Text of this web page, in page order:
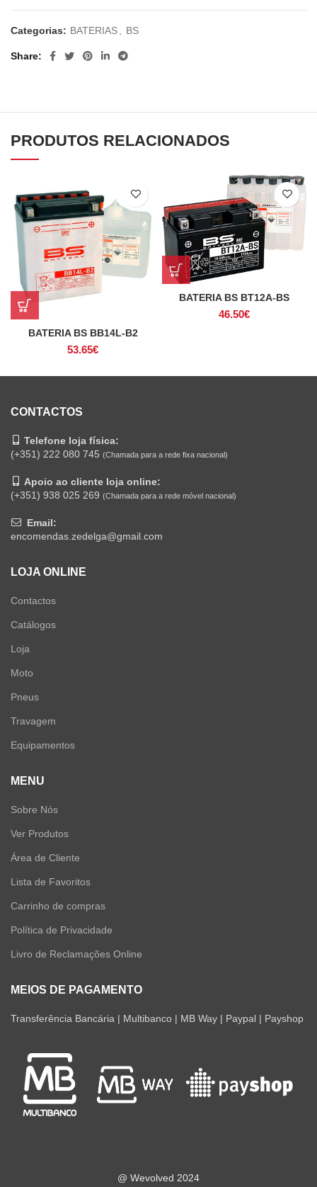
Categorias: BATERIAS BS
Share
PRODUTOS RELACIONADOS
BATERIA BS BB14L-B2
53.65€
BATERIA BS BT12A-BS
46.50€
CONTACTOS
Telefone loja física:
(+351) 222 080 745 (Chamada para a rede fixa nacional)
Apoio ao cliente loja online:
(+351) 938 025 269 (Chamada para a rede móvel nacional)
Email:
encomendas.zedelga@gmail.com
LOJA ONLINE
Contactos
Catálogos
Loja
Moto
Pneus
Travagem
Equipamentos
MENU
Sobre Nós
Ver Produtos
Área de Cliente
Lista de Favoritos
Carrinho de compras
Política de Privacidade
Livro de Reclamações Online
MEIOS DE PAGAMENTO
Transferência Bancária | Multibanco | MB Way | Paypal | Payshop
@ Wevolved 2024